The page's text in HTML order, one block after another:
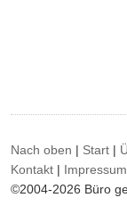
Nach oben | Start |
Kontakt | Impressum
©2004-2026 Büro